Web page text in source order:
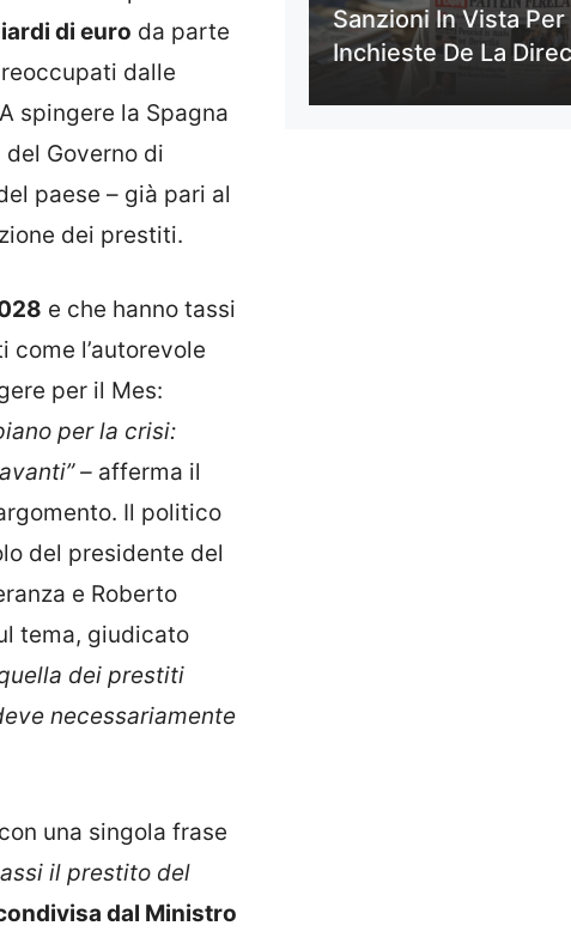
di euro da parte
dalle
spingere la Spagna
del Governo di
paese – già pari al
dei prestiti.
e che hanno tassi
l’autorevole
per il Mes:
per la crisi:
– afferma il
Il politico
del presidente del
e Roberto
tema, giudicato
dei prestiti
necessariamente
con una singola frase
il prestito del
dal Ministro
Sanzioni In Vista Per
Inchieste De La